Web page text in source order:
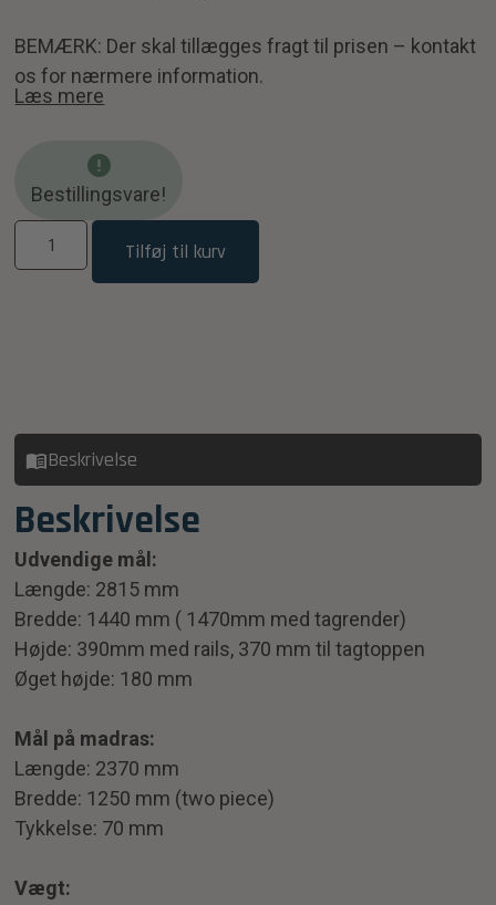
BEMÆRK: Der skal tillægges fragt til prisen – kontakt
os for nærmere information.
Læs mere
Bestillingsvare!
Tilføj til kurv
Beskrivelse
Beskrivelse
Udvendige mål:
Længde: 2815 mm
Bredde: 1440 mm ( 1470mm med tagrender)
Højde: 390mm med rails, 370 mm til tagtoppen
Øget højde: 180 mm
Mål på madras:
Længde: 2370 mm
Bredde: 1250 mm (two piece)
Tykkelse: 70 mm
Vægt: